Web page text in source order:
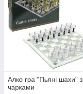
Алко гра "Пьяні шахи" з
чарками